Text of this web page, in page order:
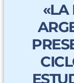
«LA